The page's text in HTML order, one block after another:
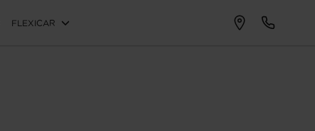
FLEXICAR